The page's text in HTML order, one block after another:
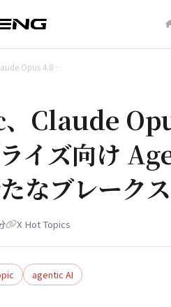
Opus 4.8…
Claude
イズ向け
なブレーク
X Hot Topics
agentic AI